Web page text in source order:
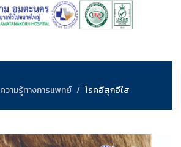
ความรู้ทางการแพทย์ โรคอีสุกอีใส